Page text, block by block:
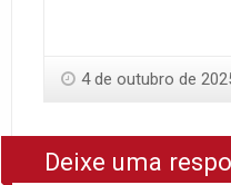
4 de outubro de
Deixe uma